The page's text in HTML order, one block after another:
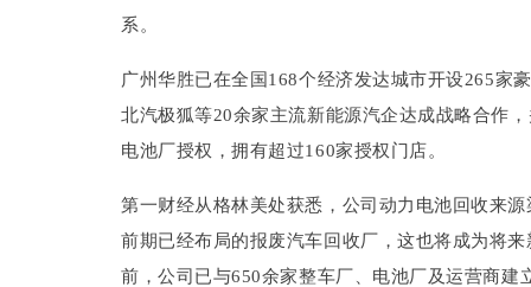
系。
广州华胜已在全国168个经济发达城市开设265家
北汽极狐等20余家主流新能源汽企达成战略合作
电池厂授权，拥有超过160家授权门店。
第一财经从格林美处获悉，公司动力电池回收来
前期已经布局的报废汽车回收厂，这也将成为将
前，公司已与650余家整车厂、电池厂及运营商建